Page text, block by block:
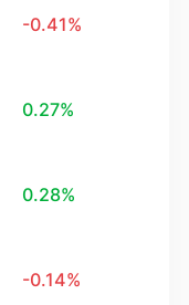
-0.41%
0.27%
0.28%
-0.14%